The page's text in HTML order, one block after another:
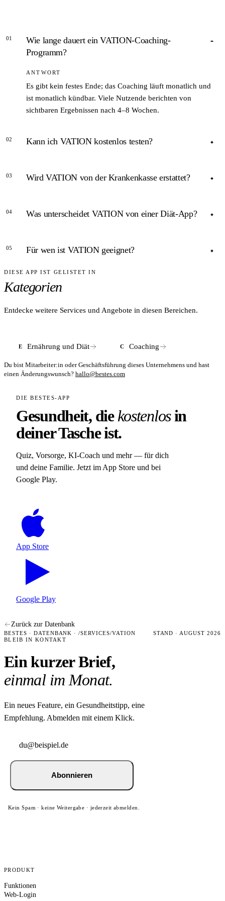
01
Wie lange dauert ein VATION-Coaching-
Programm?
ANTWORT
Es gibt kein festes Ende; das Coaching läuft monatlich und
ist monatlich kündbar. Viele Nutzende berichten von
sichtbaren Ergebnissen nach 4–8 Wochen.
02 Kann ich VATION kostenlos testen?
Ja – die ersten zwei Wochen sind ohne Angabe von
03 Wird VATION von der Krankenkasse erstattet?
VATION ist ein Selbstzahler-Angebot und nicht GKV-
Auskunft bei der eigenen Kasse einholen.
04 Was unterscheidet VATION von einer Diät-App?
Bei VATION steht ein persönlicher Coach zur Verfügung –
menschliche Begleitung haben laut Studien höhere
Abbrecherquoten.
05 Für wen ist VATION geeignet?
ANTWORT
Für Erwachsene, die nachhaltig abnehmen wollen –
kennen und eine persönliche Begleitung suchen.
DIESE APP IST GELISTET IN
Kategorien
Entdecke weitere Services und Angebote in diesen Bereichen.
E Ernährung und Diät C Coaching
Du bist Mitarbeiter:in oder Geschäftsführung dieses Unternehmens und hast
einen Änderungswunsch? hallo@bestes.com
DIE BESTES-APP
Gesundheit, diekostenlosin
deiner Tasche ist.
Quiz, Vorsorge, KI-Coach und mehr — für dich
und deine Familie. Jetzt im App Store und bei
Google Play.
App Store
Google Play
Zurück zur Datenbank
BESTES · DATENBANK · /SERVICES/VATION
STAND · AUGUST 2026
BLEIB IN KONTAKT
Ein kurzer Brief,
einmal im Monat.
Ein neues Feature, ein Gesundheitstipp, eine
Empfehlung. Abmelden mit einem Klick.
Abonnieren
Kein Spam · keine Weitergabe · jederzeit abmelden.
PRODUKT
Funktionen
Web-Login